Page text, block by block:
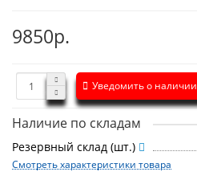
9850р.
Уведомить о наличии
Наличие по складам
Резервный склад (шт.)
Смотреть характеристики товара